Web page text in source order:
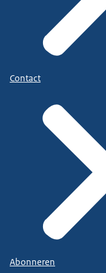
Contact
Abonneren